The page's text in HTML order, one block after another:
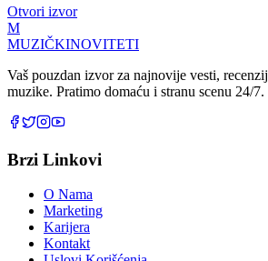
Otvori izvor
M
MUZIČKINOVITETI
Vaš pouzdan izvor za najnovije vesti,
muzike. Pratimo domaću i stranu scenu 24/7.
Brzi Linkovi
O Nama
Marketing
Karijera
Kontakt